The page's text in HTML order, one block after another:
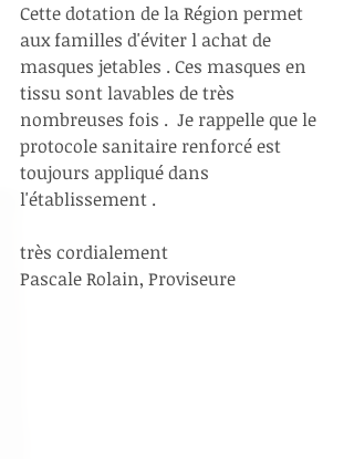
Cette dotation de la Région permet
aux familles d'éviter l achat de
masques jetables . Ces masques en
tissu sont lavables de très
nombreuses fois .  Je rappelle que le
protocole sanitaire renforcé est
toujours appliqué dans
l'établissement .
très cordialement
Pascale Rolain, Proviseure